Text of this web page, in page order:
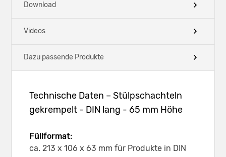
Download
Videos
Dazu passende Produkte
Technische Daten – Stülpschachteln
gekrempelt - DIN lang - 65 mm Höhe
Füllformat:
ca. 213 x 106 x 63 mm für Produkte in DIN